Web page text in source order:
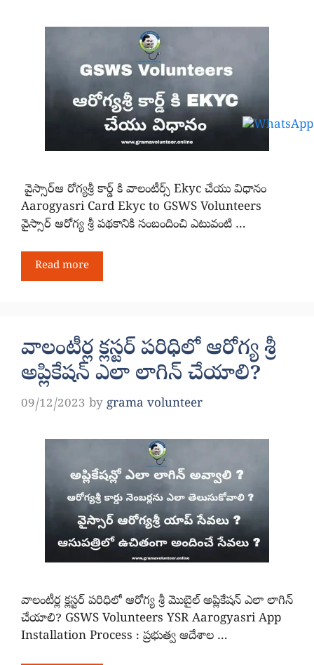
వైస్సార్ఆ రోగ్యశ్రీ కార్డ్ కి వాలంటీర్స్ Ekyc చేయు విధానం
Aarogyasri Card Ekyc to GSWS Volunteers
వైస్సార్ ఆరోగ్య శ్రీ పథకానికి సంబందించి ఎటువంటి …
Read more
వాలంటీర్ల క్లస్టర్ పరిధిలో ఆరోగ్య శ్రీ
అప్లికేషన్ ఎలా లాగిన్ చేయాలి?
09/12/2023 by grama volunteer
వాలంటీర్ల క్లస్టర్ పరిధిలో ఆరోగ్య శ్రీ మొబైల్ అప్లికేషన్ ఎలా లాగిన్
చేయాలి? GSWS Volunteers YSR Aarogyasri App
Installation Process : ప్రభుత్వ ఆదేశాల …